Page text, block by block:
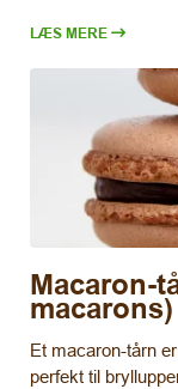
LÆS MERE
Macaron-
macarons)
Et macaron-tårn
perfekt til